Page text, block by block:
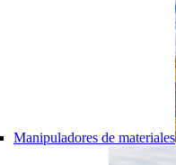
Manipuladores de materiales